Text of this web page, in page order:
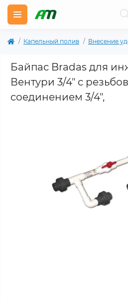
Капельный полив Внесение
Байпас Bradas для
Вентури 3/4" с
соединением 3/4",